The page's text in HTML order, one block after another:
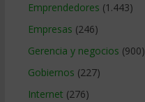
Emprendedores (1.443)
Empresas (246)
Gerencia y negocios (900)
Gobiernos (227)
Internet (276)